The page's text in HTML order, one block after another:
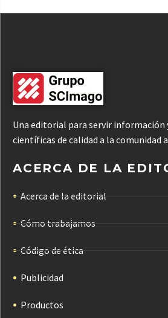
Una editorial para servir información
científicas de calidad a la comunidad
ACERCA DE LA
Acerca de la editorial
Cómo trabajamos
Código de ética
Publicidad
Productos